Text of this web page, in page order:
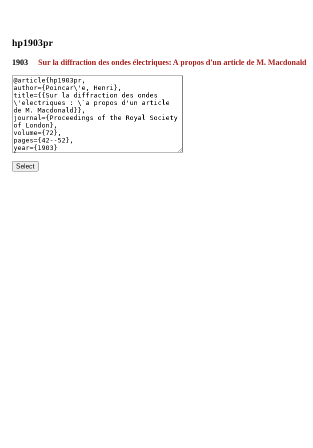
hp1903pr
1903 Sur la diffraction des ondes électriques: A propos d'un article de M. Macdonald
Select